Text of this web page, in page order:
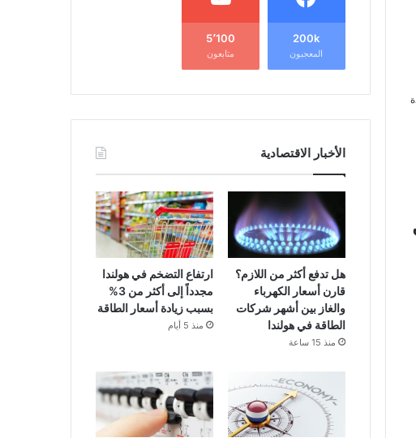
200k
المعجبون
5٬100
متابعون
الأخبار الاقتصادية
هل تدفع أكثر من اللازم؟
قارن أسعار الكهرباء
والغاز بين أشهر شركات
الطاقة في هولندا
منذ 15 ساعة
ارتفاع التضخم في هولندا
مجدداً إلى أكثر من 3%
بسبب زيادة أسعار الطاقة
منذ 5 أيام